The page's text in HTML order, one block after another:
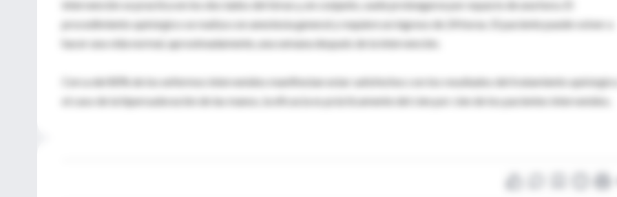
intervención se practica en los dos lados del tórax y, en conjunto, suele prolongarse por espacio de una hora. El
procedimiento quirúrgico se realiza con anestesia general y requiere un ingreso de 24 horas. El paciente puede volver a
hacer una vida normal, aproximadamente, una semana después de la intervención.
Cerca del 80% de los enfermos intervenidos manifiestan estar satisfechos con los resultados del tratamiento
el caso de la hipersudoración de las manos, la eficacia es prácticamente del cien por cien de los pacientes intervenidos.